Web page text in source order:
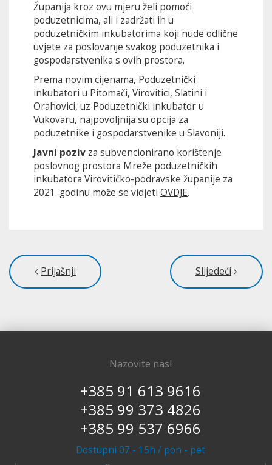
Županija kroz ovu mjeru želi pomoći
poduzetnicima, ali i zadržati ih u
poduzetničkim inkubatorima koji nude odlične
uvjete za poslovanje svakog poduzetnika i
gospodarstvenika s ovih prostora.
Prema novim cijenama, Poduzetnički
inkubatori u Pitomači, Virovitici, Slatini i
Orahovici, uz Poduzetnički inkubator u
Vukovaru, najpovoljnija su opcija za
poduzetnike i gospodarstvenike u Slavoniji.
Javni poziv za subvencionirano korištenje
poslovnog prostora Mreže poduzetničkih
inkubatora Virovitičko-podravske županije za
2021. godinu može se vidjeti OVDJE.
Prijašnji Slijedeći
Nazovite nas!
+385 91 613 9616
+385 99 373 4826
+385 99 537 6966
Dostupni 07 - 15h / pon - pet